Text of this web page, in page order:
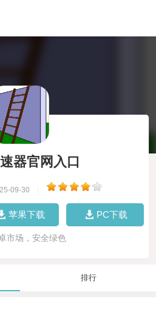
器官网入口
09-30
苹果下载 PC下载
市场，安全绿色
排行